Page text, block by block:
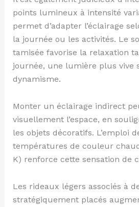
points lumineux à intensité
permet d’adapter l’éclairage
la journée ou les activités. Le
tamisée favorise la relaxation
journée, une lumière plus vive
dynamisme.
Monter un éclairage indirect
visuellement l’espace, en
les objets décoratifs. L’emploi
températures de couleur
K) renforce cette sensation de
Les rideaux légers associés à
stratégiquement placés